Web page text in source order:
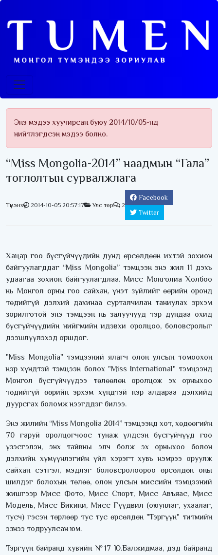
Энэ мэдээ хуучирсан буюу 2014/10/05-нд
нийтлэгдсэн мэдээ болно.
“Miss Mongolia-2014” наадмын “Гала”
тоглолтын сурвалжлага
Түмэнхүү 2014-10-05 20:57:17 Улс төр 2
Facebook
Twitter
Хацар гоо бүсгүйчүүдийн дунд өрсөлдөөн ихтэй зохион
байгуулагддаг “Miss Mongolia” тэмцээн энэ жил 11 дэхь
удаагаа зохион байгуулагдлаа. Мисс Монголиа Холбоо
нь Монгол орны гоо сайхан, үнэт зүйлийг өөрийн оронд
төдийгүй дэлхий дахинаа сурталчилан таниулах эрхэм
зорилготой энэ тэмцээн нь залуучууд тэр дундаа охид
бүсгүйчүүдийн нийгмийн идэвхи оролцоо, боловсролыг
дээшлүүлэхэд оршдог.
"Miss Mongolia" тэмцээний ялагч олон улсын томоохон
нэр хүндтэй тэмцээн болох "Miss International" тэмцээнд
Монгол бүсгүйчүүдээ төлөөлөн оролцож эх орныхоо
төдийгүй өөрийн эрхэм хүндтэй нэр алдараа дэлхийд
дуурсгах боломж нээгддэг билээ.
Энэ жилийн “Miss Mongolia 2014” тэмцээнд хот, хөдөөгийн
70 гаруй оролцогчоос тунаж үлдсэн бүсгүйчүүд гоо
үзэсгэлэн, энх тайвны элч болж эх орныхоо болон
дэлхийн хүмүүнлэгийн үйл хэрэгт хувь нэмрээ оруулж
сайхан сэтгэл, мэдлэг боловсролоороо өрсөлдөн оны
шилдэг болохын төлөө, олон улсын миссийн тэмцээний
жишгээр Мисс Фото, Мисс Спорт, Мисс Авъяас, Мисс
Модель, Мисс Бикини, Мисс Гүүдвил (оюунлаг, ухаалаг,
тусч) гэсэн төрлөөр тус тус өрсөлдөн "Тэргүүн" титмийн
эзнээ тодруулсан юм.
Тэргүүн байранд хувийн №17 Ю.Балжидмаа, дэд байранд